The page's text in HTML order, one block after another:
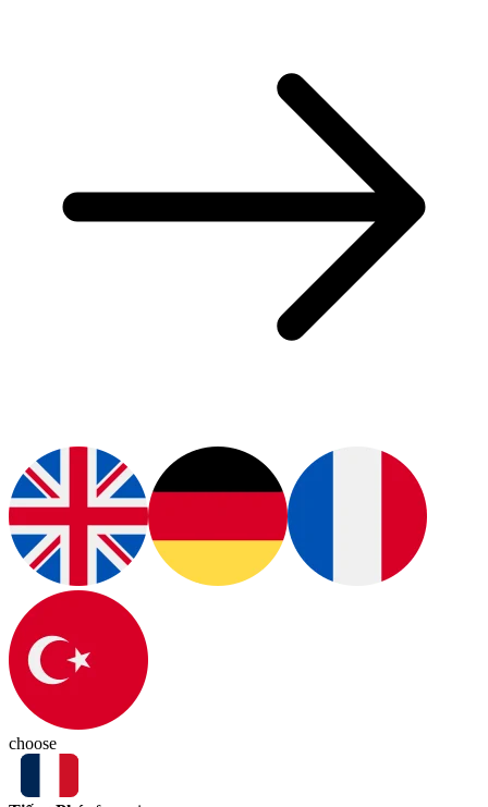
choose